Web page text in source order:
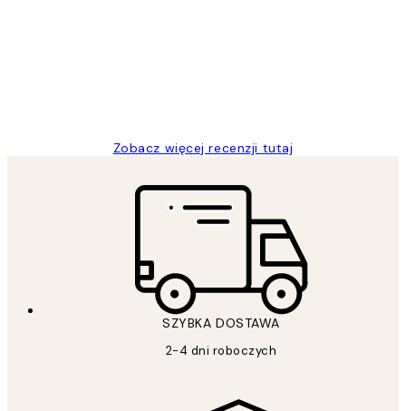
Zobacz więcej recenzji tutaj
SZYBKA DOSTAWA
2-4 dni roboczych